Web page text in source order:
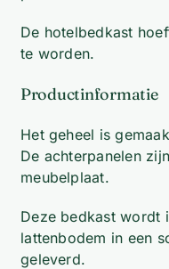
De hotelbedkast
te worden.
Productinformatie
Het geheel is
De achterpanelen
meubelplaat.
Deze bedkast wordt
lattenbodem in een
geleverd.